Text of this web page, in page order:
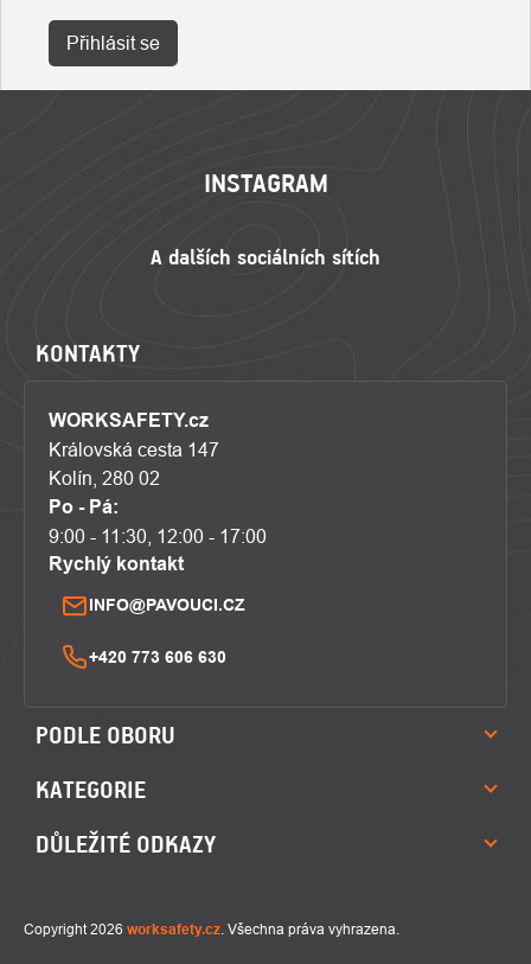
Přihlásit se
INSTAGRAM
KONTAKTY
WORKSAFETY.cz
Královská cesta 147
Kolín, 280 02
Po - Pá:
9:00 - 11:30, 12:00 - 17:00
Rychlý kontakt
INFO@PAVOUCI.CZ
+420 773 606 630
PODLE OBORU
KATEGORIE
DŮLEŽITÉ ODKAZY
Copyright 2026 worksafety.cz. Všechna práva vyhrazena.